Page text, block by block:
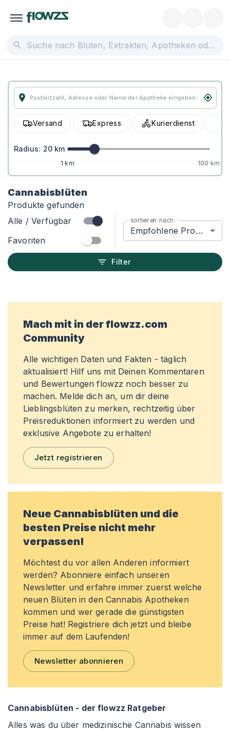
Versand Express Kurierdienst
Radius: 20 km
1 km 100 km
Cannabisblüten
Produkte gefunden
Alle / Verfügbar
Favoriten
sortieren nach:
Empfohlene Produkte
Filter
Mach mit in der flowzz.com
Community
Alle wichtigen Daten und Fakten - täglich
aktualisiert! Hilf uns mit Deinen Kommentaren
und Bewertungen flowzz noch besser zu
machen. Melde dich an, um dir deine
Lieblingsblüten zu merken, rechtzeitig über
Preisreduktionen informiert zu werden und
exklusive Angebote zu erhalten!
Jetzt registrieren
Neue Cannabisblüten und die
besten Preise nicht mehr
verpassen!
Möchtest du vor allen Anderen informiert
werden? Abonniere einfach unseren
Newsletter und erfahre immer zuerst welche
neuen Blüten in den Cannabis Apotheken
kommen und wer gerade die günstigsten
Preise hat! Registriere dich jetzt und bleibe
immer auf dem Laufenden!
Newsletter abonnieren
Cannabisblüten - der flowzz Ratgeber
Alles was du über medizinische Cannabis wissen